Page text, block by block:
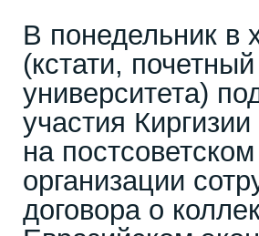
В понедельник в
(кстати,
университета)
участия
на
организации
договора о